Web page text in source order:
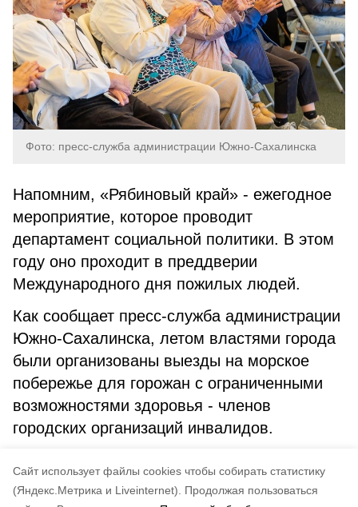
Cайт использует файлы cookies чтобы собирать статистику
(Яндекс.Метрика и Liveinternet).
Продолжая пользоваться
Фото: пресс-служба администрации Южно-Сахалинска
Напомним, «Рябиновый край» - ежегодное
мероприятие, которое проводит
департамент социальной политики. В этом
году оно проходит в преддверии
Международного дня пожилых людей.
Как сообщает пресс-служба администрации
Южно-Сахалинска, летом властями города
были организованы выезды на морское
побережье для горожан с ограниченными
возможностями здоровья - членов
городских организаций инвалидов.
пенсионеры инвалиды